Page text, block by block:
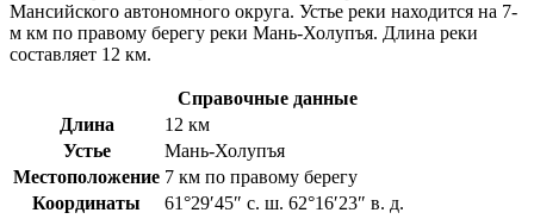
Мансийского автономного округа. Устье реки находится на 7-
м км по правому берегу реки Мань-Холупъя. Длина реки
составляет 12 км.
Справочные данные
Длина
12 км
Устье
Мань-Холупъя
Местоположение 7 км по правому берегу
Координаты
61°29′45″ с. ш. 62°16′23″ в. д.